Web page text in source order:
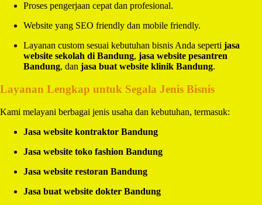
Proses pengerjaan cepat dan profesional.
Website yang SEO friendly dan mobile friendly.
Layanan custom sesuai kebutuhan bisnis Anda seperti jasa
website sekolah di Bandung, jasa website pesantren
Bandung, dan jasa buat website klinik Bandung.
Layanan Lengkap untuk Segala Jenis Bisnis
Kami melayani berbagai jenis usaha dan kebutuhan, termasuk:
Jasa website kontraktor Bandung
Jasa website toko fashion Bandung
Jasa website restoran Bandung
Jasa buat website dokter Bandung